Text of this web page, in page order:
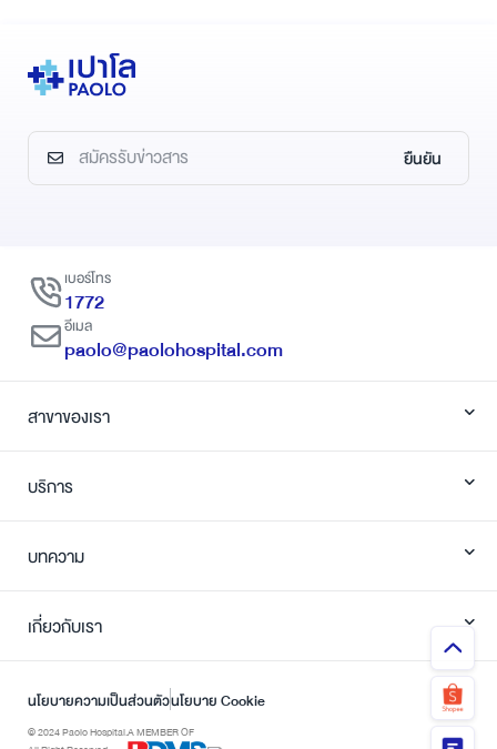
ยืนยัน
เบอร์โทร
1772
อีเมล
paolo@paolohospital.com
สาขาของเรา
บริการ
บทความ
เกี่ยวกับเรา
นโยบายความเป็นส่วนตัวนโยบาย Cookie
© 2024 Paolo Hospital.A MEMBER OF